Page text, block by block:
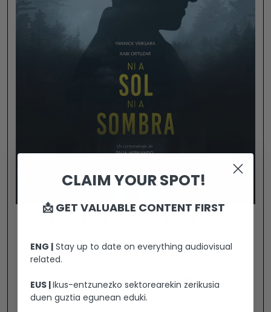
Nerea is disoriented in the middle of the
forest, a man appears behind her and proposes
her. After that odd event the real relationship
CLAIM YOUR SPOT!
📩 GET VALUABLE CONTENT FIRST
ENG | Stay up to date on everything audiovisual
related.
EUS |Ikus-entzunezko sektorearekin zerikusia
duen guztia egunean eduki.